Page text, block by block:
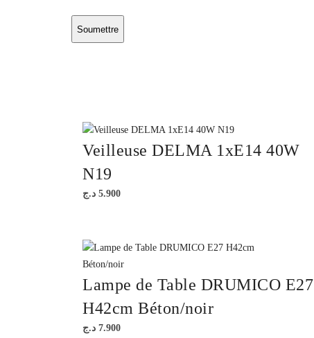
Veilleuse DELMA 1xE14 40W
N19
5.900 د.ج
Lampe de Table DRUMICO E27
H42cm Béton/noir
7.900 د.ج